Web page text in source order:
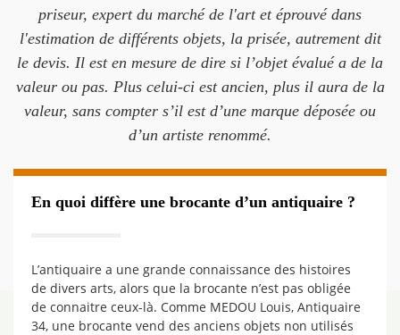
priseur, expert du marché de l'art et éprouvé dans
l'estimation de différents objets, la prisée, autrement dit
le devis. Il est en mesure de dire si l’objet évalué a de la
valeur ou pas. Plus celui-ci est ancien, plus il aura de la
valeur, sans compter s’il est d’une marque déposée ou
d’un artiste renommé.
En quoi diffère une brocante d’un antiquaire ?
L’antiquaire a une grande connaissance des histoires
de divers arts, alors que la brocante n’est pas obligée
de connaitre ceux-là. Comme MEDOU Louis, Antiquaire
34, une brocante vend des anciens objets non utilisés